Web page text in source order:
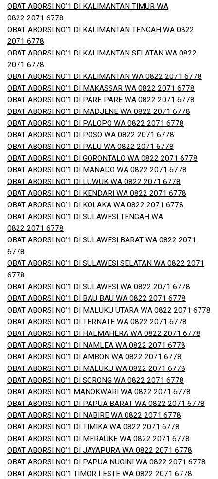
OBAT ABORSI NO’1 DI KALIMANTAN TIMUR WA
0822 2071 6778
OBAT ABORSI NO’1 DI KALIMANTAN TENGAH WA 0822
2071 6778
OBAT ABORSI NO’1 DI KALIMANTAN SELATAN WA 0822
2071 6778
OBAT ABORSI NO’1 DI KALIMANTAN WA 0822 2071 6778
OBAT ABORSI NO’1 DI MAKASSAR WA 0822 2071 6778
OBAT ABORSI NO’1 DI PARE PARE WA 0822 2071 6778
OBAT ABORSI NO’1 DI MADJENE WA 0822 2071 6778
OBAT ABORSI NO’1 DI PALOPO WA 0822 2071 6778
OBAT ABORSI NO’1 DI POSO WA 0822 2071 6778
OBAT ABORSI NO’1 DI PALU WA 0822 2071 6778
OBAT ABORSI NO’1 DI GORONTALO WA 0822 2071 6778
OBAT ABORSI NO’1 DI MANADO WA 0822 2071 6778
OBAT ABORSI NO’1 DI LUWUK WA 0822 2071 6778
OBAT ABORSI NO’1 DI KENDARI WA 0822 2071 6778
OBAT ABORSI NO’1 DI KOLAKA WA 0822 2071 6778
OBAT ABORSI NO’1 DI SULAWESI TENGAH WA
0822 2071 6778
OBAT ABORSI NO’1 DI SULAWESI BARAT WA 0822 2071
6778
OBAT ABORSI NO’1 DI SULAWESI SELATAN WA 0822 2071
6778
OBAT ABORSI NO’1 DI SULAWESI WA 0822 2071 6778
OBAT ABORSI NO’1 DI BAU BAU WA 0822 2071 6778
OBAT ABORSI NO’1 DI MALUKU UTARA WA 0822 2071 6778
OBAT ABORSI NO’1 DI TERNATE WA 0822 2071 6778
OBAT ABORSI NO’1 DI HALMAHERA WA 0822 2071 6778
OBAT ABORSI NO’1 DI NAMLEA WA 0822 2071 6778
OBAT ABORSI NO’1 DI AMBON WA 0822 2071 6778
OBAT ABORSI NO’1 DI MALUKU WA 0822 2071 6778
OBAT ABORSI NO’1 DI SORONG WA 0822 2071 6778
OBAT ABORSI NO’1 MANOKWARI WA 0822 2071 6778
OBAT ABORSI NO’1 DI PAPUA BARAT WA 0822 2071 6778
OBAT ABORSI NO’1 DI NABIRE WA 0822 2071 6778
OBAT ABORSI NO’1 DI TIMIKA WA 0822 2071 6778
OBAT ABORSI NO’1 DI MERAUKE WA 0822 2071 6778
OBAT ABORSI NO’1 DI JAYAPURA WA 0822 2071 6778
OBAT ABORSI NO’1 DI PAPUA NUGINI WA 0822 2071 6778
OBAT ABORSI NO’1 TIMOR LESTE WA 0822 2071 6778